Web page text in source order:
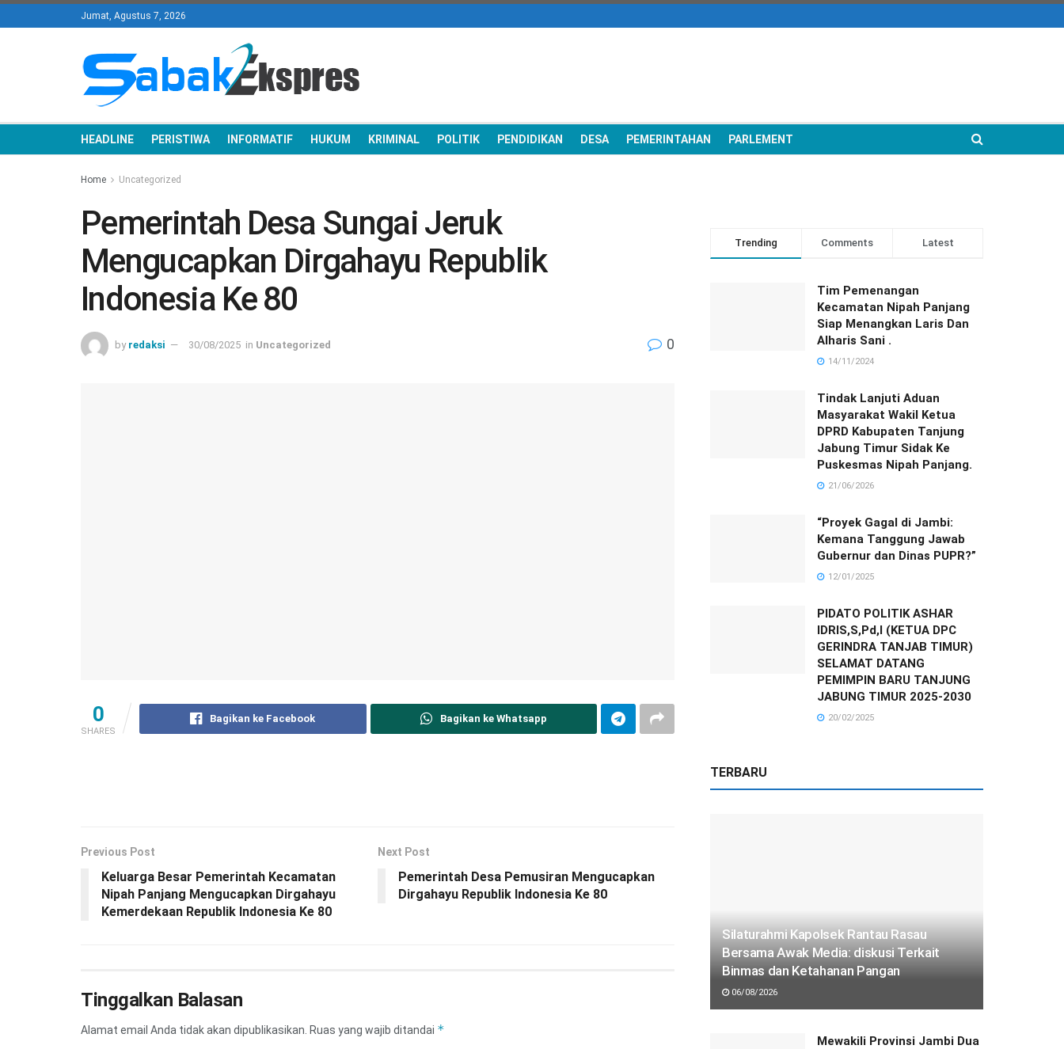
Jumat, Agustus 7, 2026
HEADLINE PERISTIWA INFORMATIF HUKUM KRIMINAL POLITIK PENDIDIKAN DESA PEMERINTAHAN PARLEMENT
Home Uncategorized
Pemerintah Desa Sungai Jeruk
Mengucapkan Dirgahayu Republik
Indonesia Ke 80
by redaksi 30/08/2025 in Uncategorized 0
0
SHARES
Bagikan ke Facebook Bagikan ke Whatsapp
Previous Post
Keluarga Besar Pemerintah Kecamatan
Nipah Panjang Mengucapkan Dirgahayu
Kemerdekaan Republik Indonesia Ke 80
Next Post
Pemerintah Desa Pemusiran Mengucapkan
Dirgahayu Republik Indonesia Ke 80
Tinggalkan Balasan
Alamat email Anda tidak akan dipublikasikan. Ruas yang wajib ditandai *
Trending Comments Latest
Tim Pemenangan
Kecamatan Nipah Panjang
Siap Menangkan Laris Dan
Alharis Sani .
14/11/2024
Tindak Lanjuti Aduan
Masyarakat Wakil Ketua
DPRD Kabupaten Tanjung
Jabung Timur Sidak Ke
Puskesmas Nipah Panjang.
21/06/2026
“Proyek Gagal di Jambi:
Kemana Tanggung Jawab
Gubernur dan Dinas PUPR?”
12/01/2025
PIDATO POLITIK ASHAR
IDRIS,S,Pd,I (KETUA DPC
GERINDRA TANJAB TIMUR)
SELAMAT DATANG
PEMIMPIN BARU TANJUNG
JABUNG TIMUR 2025-2030
20/02/2025
TERBARU
Silaturahmi Kapolsek Rantau Rasau
Bersama Awak Media: diskusi Terkait
Binmas dan Ketahanan Pangan
06/08/2026
Mewakili Provinsi Jambi Dua